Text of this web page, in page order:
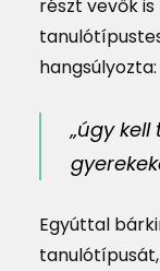
részt vevők
hangsúlyozta:
„úgy
Egyúttal